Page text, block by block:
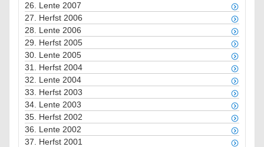
26. Lente 2007
27. Herfst 2006
28. Lente 2006
29. Herfst 2005
30. Lente 2005
31. Herfst 2004
32. Lente 2004
33. Herfst 2003
34. Lente 2003
35. Herfst 2002
36. Lente 2002
37. Herfst 2001